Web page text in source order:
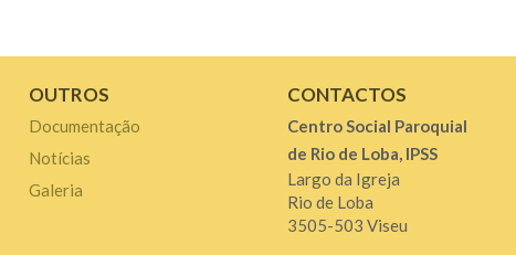
OUTROS
Documentação
Notícias
Galeria
CONTACTOS
Centro Social Paroquial
de Rio de Loba, IPSS
Largo da Igreja
Rio de Loba
3505-503 Viseu